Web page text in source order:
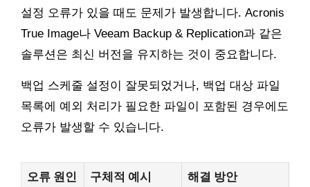
설정 오류가 있을 때도 문제가 발생합니다. Acronis
True Image나 Veeam Backup & Replication과 같은
솔루션은 최신 버전을 유지하는 것이 중요합니다.
백업 스케줄 설정이 잘못되었거나, 백업 대상 파일
목록에 예외 처리가 필요한 파일이 포함된 경우에도
오류가 발생할 수 있습니다.
오류 원인 구체적 예시 해결 방안